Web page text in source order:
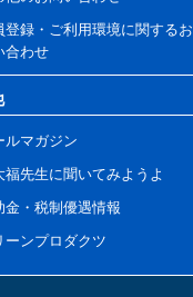
登録・ご利用環境に関するお
合わせ
ルマガジン
福先生に聞いてみようよ
金・税制優遇情報
ーンプロダクツ